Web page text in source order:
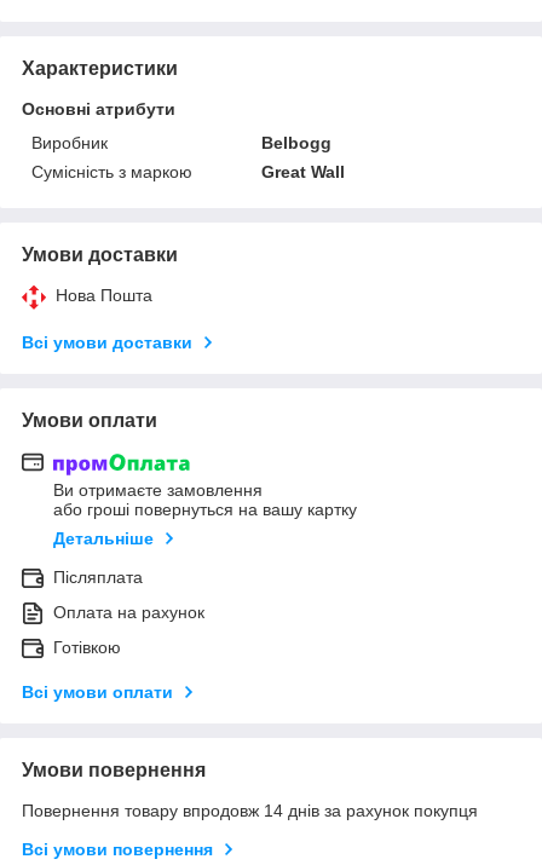
Характеристики
Основні атрибути
Виробник
Belbogg
Сумісність з маркою
Great Wall
Умови доставки
Нова Пошта
Всі умови доставки
Умови оплати
Ви отримаєте замовлення
або гроші повернуться на вашу картку
Детальніше
Післяплата
Оплата на рахунок
Готівкою
Всі умови оплати
Умови повернення
Повернення товару впродовж 14 днів за рахунок покупця
Всі умови повернення